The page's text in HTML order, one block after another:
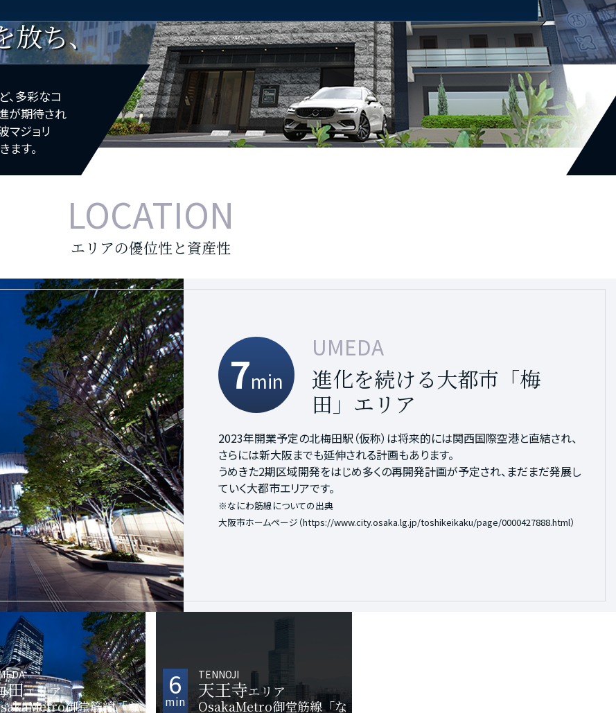
放ち、
、多彩なコ
が期待され
マジョリ
ます。
LOCATION
エリアの優位性と資産性
7min
UMEDA
進化を続ける大都市「梅
田」エリア
2023年開業予定の北梅田駅（仮称）は将来的には関西国際空港と直結され、
さらには新大阪までも延伸される計画もあります。
うめきた2期区域開発をはじめ多くの再開発計画が予定され、まだまだ発展し
ていく大都市エリアです。
※なにわ筋線についての出典
大阪市ホームページ（https://www.city.osaka.lg.jp/toshikeikaku/page/0000427888.html）
6min
TENNOJI
注目を集める「天王寺」へ
自由にアクセス
地上300ｍ、日本一の超高層ビルのあべのハルカスを中心にあべのキューズ
モールや、最近では飲食店等が入る天王寺公園エントランスエリアのてんしば
も人気を集める天王寺エリア。
今注目の天王寺エリアにも気軽にアクセスできるロケーションです。
田エリア
御堂筋線「な
6
min
TENNOJI
天王寺エリア
OsakaMetro御堂筋線「な